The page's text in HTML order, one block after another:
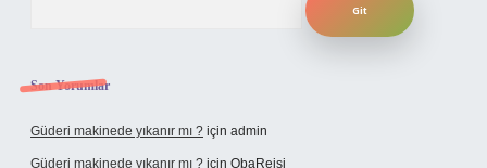
Son Yorumlar
Güderi makinede yıkanır mı ? için admin
Güderi makinede yıkanır mı ? için ObaReisi